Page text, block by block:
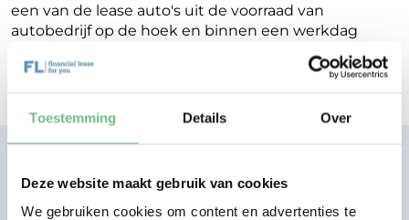
Toestemming Details Over
Deze website maakt gebruik van cookies
We gebruiken cookies om content en advertenties te
een van de lease auto's uit de voorraad van
autobedrijf op de hoek en binnen een werkdag
ontvang je terugkoppeling op de mogelijkheden
voor jouw Financial Lease.
Eenvoudig, transparant, vertrouwd.